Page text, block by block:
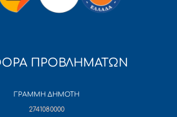
ΠΡΟΒΛΗΜΑΤΩΝ
ΓΡΑΜΜΗ ΔΗΜΟΤΗ
2741080000